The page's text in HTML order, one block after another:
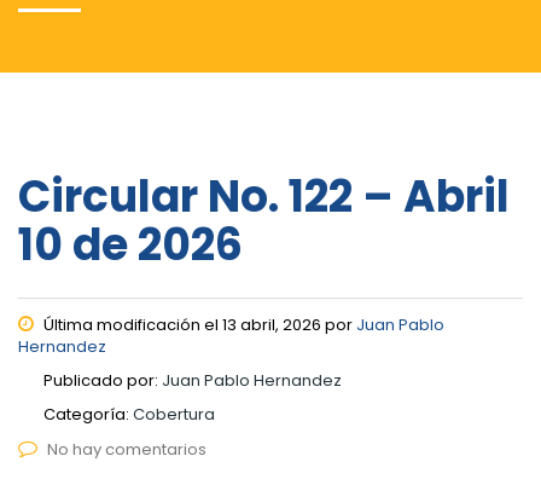
Circular No. 122 – Abril
10 de 2026
Última modificación el 13 abril, 2026 por Juan Pablo
Hernandez
Publicado por: Juan Pablo Hernandez
Categoría: Cobertura
No hay comentarios